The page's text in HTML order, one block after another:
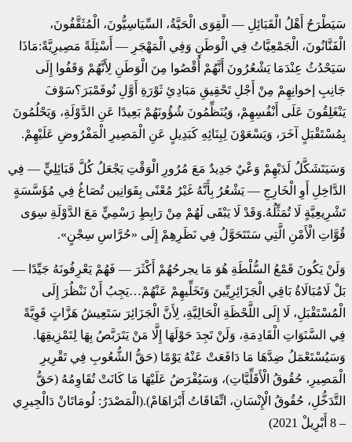
سَيَطْرَحُ أَهْلُ الْقَبَائِلِ — الْقِوَى الْحَيَّةُ، السِّيَاسِيُّونَ، الْمُثَقَّفُونَ،
الْفَنَّانُونَ، الْجَمْعِيَّاتُ فِي الْوَطَنِ وَفِي الْمَهْجَرِ — أَسْئِلَةً مَصِيرِيَّةً:مَاذَا
سَيَحْدُثُ عِنْدَمَا يَشْعُرُونَ أَنَّهُمْ أُقْصُوا مِنَ الْوَطَنِ لِأَنَّهُمْ وَقَفُوا إِلَى
جَانِبِ إخوانِهِمْ مِنْ أَجْلِ تَحْقِيقِ مَبَادِئِ ثَوْرَةِ أَوَّلِ نُوفَمْبَرَ؟سَوْفَ
يَنْغَلِقُونَ عَلَى أَنْفُسِهِمْ، وَيُنَظِّمُونَ شُؤُونَهُمْ بَعِيدًا عَنِ الدَّوْلَةِ، وَيَحْلُمُونَ
بِمُسْتَقْبَلٍ آخَرَ، وَيَسْعَوْنَ لِبِنَائِهِ كَبَدِيلٍ عَنِ الْمَصِيرِ الْمَفْرُوضِ عَلَيْهِمْ.
وَسَيَتَشَكَّلُ لَدَيْهِمْ وَعْيٌ جَدِيدٌ مَعَ مُرُورِ الْوَقْتِ يَجْعَلُ كُلَّ قَبَائِلِيٍّ — فِي
الدَّاخِلِ أَوِ الْخَارِجِ — يَشْعُرُ بِأَنَّهُ غَيْرُ مُعْنًى بِقَوَانِين تُصَاغُ فِي مُؤَسَّسَةٍ
تَشْرِيعِيَّةٍ لَا تُمَثِّلُهُ.وَقَدْ لَا يَبْقَى لَهُمْ مِنْ رَابِطٍ رَسْمِيٍّ مَعَ الدَّوْلَةِ سِوَى
قُوَّاتِ الْأَمْنِ الَّتِي سَتَتَحَوَّلُ فِي نَظَرِهِمْ إِلَى «حُرَّاسِ سِجْنٍ».
وَلَنْ يَكُونَ قَمْعُ السُّلْطَةِ هُوَ مَا يجرحُهُمْ أَكْثَرَ — فَهُمْ يَعْرِفُونَهُ جَيِّدًا —
بَلْ لَامُبَالَاةُ بَاقِي الْجَزَائِرِيِّينَ وَتَخَلِّيهِمْ عَنْهُمْ…يَجِبُ أَنْ نَنْظُرَ إِلَى
الْمُسْتَقْبَلِ، لَا إِلَى اللَّحْظَةِ الْحَالِيَّةِ، لِأَنَّ الْجَزَائِرَ سَتَعِيشُ هَزَّاتٍ قَوِيَّةً
فِي السَّنَوَاتِ الْقَادِمَةِ، وَلَنْ تَجِدَ حَوْلَهَا إِلَّا مَنْ يَتَرَبَّصُ بِهَا لِتَمْزِيقِهَا.
وَسَيُسْتَعْمَلُ ضِدَّهَا مَا دَافَعَتْ عَنْهُ يَوْمًا (حَقُّ الشُّعُوبِ فِي تَقْرِيرِ
الْمَصِيرِ، حُقُوقُ الْأَقَلِّيَّاتِ)، وَسَيُفْرَضُ عَلَيْهَا مَا كَانَتْ تُقَاوِمُهُ (حَقُّ
التَّدَخُّلِ، حُقُوقُ الْإِنْسَانِ، اتِّفَاقَاتُ أَبْرَاهَامْ).(الْمَصْدَرُ: لُومَاتَانْ دَالْجِيرِي
– 8 أَبْرِيلْ 2021)